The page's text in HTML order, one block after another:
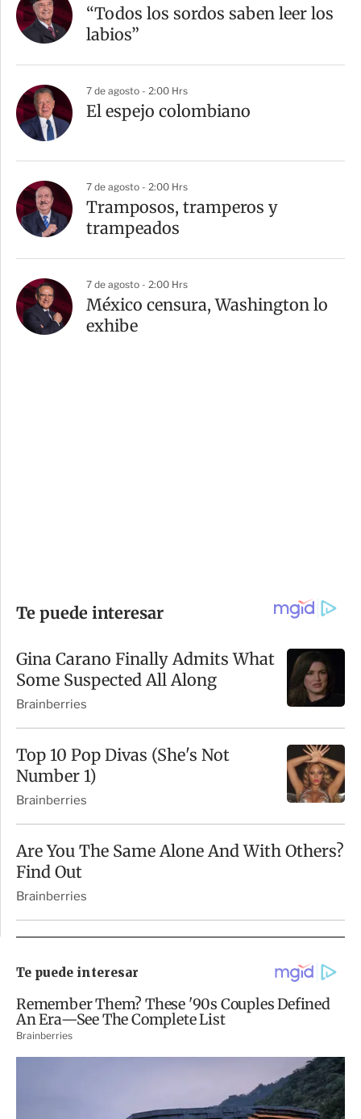
“Todos los sordos saben leer los
labios”
7 de agosto - 2:00 Hrs
El espejo colombiano
7 de agosto - 2:00 Hrs
Tramposos, tramperos y
trampeados
7 de agosto - 2:00 Hrs
México censura, Washington lo
exhibe